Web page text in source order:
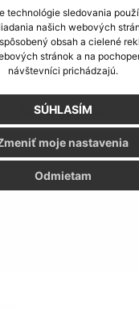
technológie sledovania
našich webových
obsah a cielené
stránok a na
návštevníci prichádzajú.
SÚHLASÍM
Odmietam
moje nastavenia
zobraziť ďalšie
Mobilná aplikácia